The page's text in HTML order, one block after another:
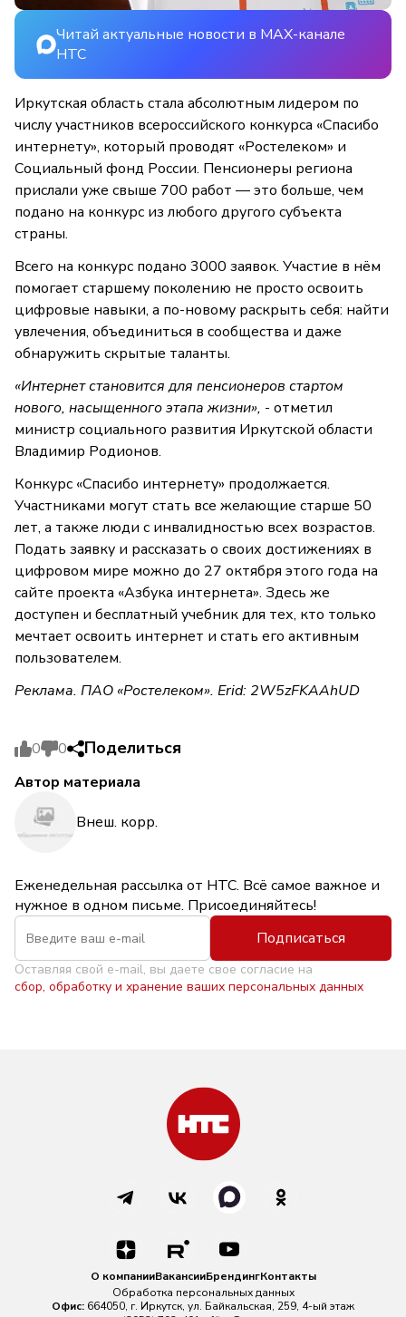
Читай актуальные новости в MAX-канале
НТС
Иркутская область стала абсолютным лидером по
числу участников всероссийского конкурса «Спасибо
интернету», который проводят «Ростелеком» и
Социальный фонд России. Пенсионеры региона
прислали уже свыше 700 работ — это больше, чем
подано на конкурс из любого другого субъекта
страны.
Всего на конкурс подано 3000 заявок. Участие в нём
помогает старшему поколению не просто освоить
цифровые навыки, а по-новому раскрыть себя: найти
увлечения, объединиться в сообщества и даже
обнаружить скрытые таланты.
«Интернет становится для пенсионеров стартом
нового, насыщенного этапа жизни», - отметил
министр социального развития Иркутской области
Владимир Родионов.
Конкурс «Спасибо интернету» продолжается.
Участниками могут стать все желающие старше 50
лет, а также люди с инвалидностью всех возрастов.
Подать заявку и рассказать о своих достижениях в
цифровом мире можно до 27 октября этого года на
сайте проекта «Азбука интернета». Здесь же
доступен и бесплатный учебник для тех, кто только
мечтает освоить интернет и стать его активным
пользователем.
Реклама. ПАО «Ростелеком». Erid: 2W5zFKAAhUD
0 0 Поделиться
Автор материала
Внеш. корр.
Еженедельная рассылка от НТС. Всё самое важное и
нужное в одном письме. Присоединяйтесь!
Подписаться
Оставляя свой e-mail, вы даете свое согласие на
сбор, обработку и хранение ваших персональных данных
О компанииВакансииБрендингКонтакты
Обработка персональных данных
Офис: 664050, г. Иркутск, ул. Байкальская, 259, 4-ый этаж